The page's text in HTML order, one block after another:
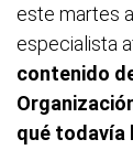
este martes
especialista
contenido
qué todavía